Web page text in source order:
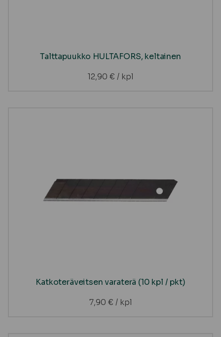
Talttapuukko HULTAFORS, keltainen
12,90 € / kpl
Katkoteräveitsen varaterä (10 kpl / pkt)
7,90 € / kpl